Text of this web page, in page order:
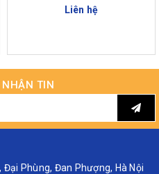
Liên hệ
TIN
Đại Phùng, Đan Phượng, Hà Nội